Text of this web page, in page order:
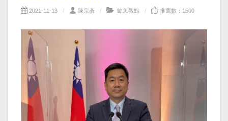
2021-11-13 陳宗彥 鯨魚觀點 推薦數：1500